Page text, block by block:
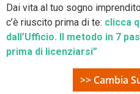
Dai vita al tuo sogno
c’è riuscito prima di te: clicca
dall’Ufficio. Il metodo in 7
prima di licenziarsi”
>> Cambia